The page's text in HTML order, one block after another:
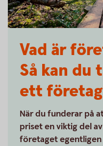
Vad är
Så kan du
ett
När du funderar på
priset en viktig del
företaget